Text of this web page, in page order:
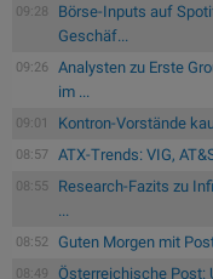
09:28
Börse-Inputs auf
Geschäf...
09:26
Analysten zu Erste
im ...
09:01 Kontron-Vorstände
08:57 ATX-Trends: VIG,
08:55
Research-Fazits zu
...
08:52 Guten Morgen mit
08:49
Österreichische Post: